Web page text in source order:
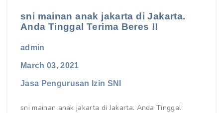
sni mainan anak jakarta di Jakarta.
Anda Tinggal Terima Beres !!
admin
March 03, 2021
Jasa Pengurusan Izin SNI
sni mainan anak jakarta di Jakarta. Anda Tinggal